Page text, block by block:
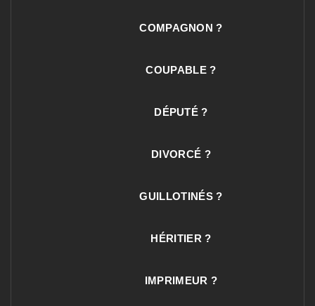
COMPAGNON ?
COUPABLE ?
DÉPUTÉ ?
DIVORCÉ ?
GUILLOTINÉS ?
HÉRITIER ?
IMPRIMEUR ?